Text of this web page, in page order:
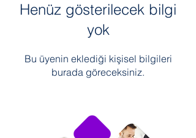
Henüz gösterilecek bilgi
yok
Bu üyenin eklediği kişisel bilgileri
burada göreceksiniz.